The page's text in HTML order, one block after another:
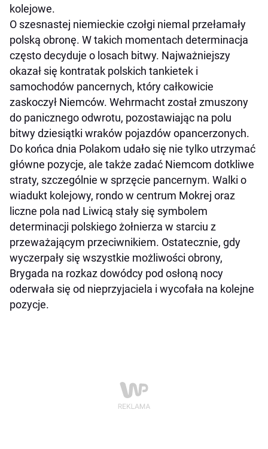
kolejowe.
O szesnastej niemieckie czołgi niemal przełamały
polską obronę. W takich momentach determinacja
często decyduje o losach bitwy. Najważniejszy
okazał się kontratak polskich tankietek i
samochodów pancernych, który całkowicie
zaskoczył Niemców. Wehrmacht został zmuszony
do panicznego odwrotu, pozostawiając na polu
bitwy dziesiątki wraków pojazdów opancerzonych.
Do końca dnia Polakom udało się nie tylko utrzymać
główne pozycje, ale także zadać Niemcom dotkliwe
straty, szczególnie w sprzęcie pancernym. Walki o
wiadukt kolejowy, rondo w centrum Mokrej oraz
liczne pola nad Liwicą stały się symbolem
determinacji polskiego żołnierza w starciu z
przeważającym przeciwnikiem. Ostatecznie, gdy
wyczerpały się wszystkie możliwości obrony,
Brygada na rozkaz dowódcy pod osłoną nocy
oderwała się od nieprzyjaciela i wycofała na kolejne
pozycje.